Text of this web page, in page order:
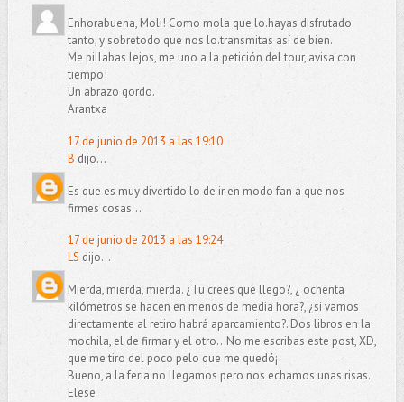
Enhorabuena, Moli! Como mola que lo.hayas disfrutado
tanto, y sobretodo que nos lo.transmitas así de bien.
Me pillabas lejos, me uno a la petición del tour, avisa con
tiempo!
Un abrazo gordo.
Arantxa
17 de junio de 2013 a las 19:10
B dijo...
Es que es muy divertido lo de ir en modo fan a que nos
firmes cosas...
17 de junio de 2013 a las 19:24
LS dijo...
Mierda, mierda, mierda. ¿Tu crees que llego?, ¿ ochenta
kilómetros se hacen en menos de media hora?, ¿si vamos
directamente al retiro habrá aparcamiento?. Dos libros en la
mochila, el de firmar y el otro...No me escribas este post, XD,
que me tiro del poco pelo que me quedó¡
Bueno, a la feria no llegamos pero nos echamos unas risas.
Elese